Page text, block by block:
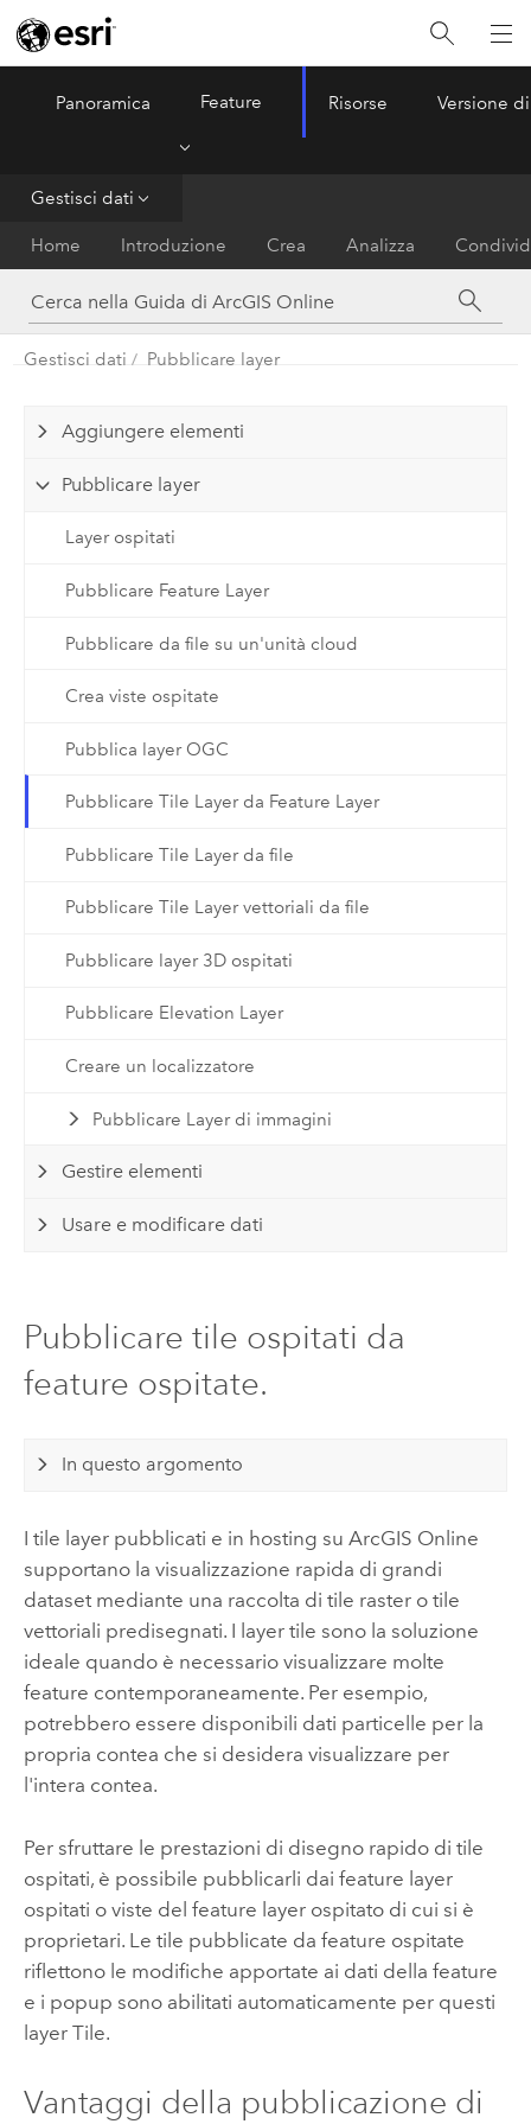
ArcGIS Online
Panoramica Feature Risorse Versione
Gestisci dati
Home Introduzione Crea Analizza
Gestisci dati Pubblicare layer
Aggiungere elementi
Pubblicare layer
Layer ospitati
Pubblicare Feature Layer
Pubblicare da file su un'unità cloud
Crea viste ospitate
Pubblica layer OGC
Pubblicare Tile Layer da Feature Layer
Pubblicare Tile Layer da file
Pubblicare Tile Layer vettoriali da file
Pubblicare layer 3D ospitati
Pubblicare Elevation Layer
Creare un localizzatore
Pubblicare Layer di immagini
Gestire elementi
Usare e modificare dati
Pubblicare tile ospitati da
feature ospitate.
In questo argomento
I tile layer pubblicati e in hosting su ArcGIS Online
supportano la visualizzazione rapida di grandi
dataset mediante una raccolta di tile raster o tile
vettoriali predisegnati. I layer tile sono la soluzione
ideale quando è necessario visualizzare molte
feature contemporaneamente. Per esempio,
potrebbero essere disponibili dati particelle per la
propria contea che si desidera visualizzare per
l'intera contea.
Per sfruttare le prestazioni di disegno rapido di tile
ospitati, è possibile pubblicarli dai feature layer
ospitati o viste del feature layer ospitato di cui si è
proprietari. Le tile pubblicate da feature ospitate
riflettono le modifiche apportate ai dati della feature
e i popup sono abilitati automaticamente per questi
layer Tile.
Vantaggi della pubblicazione di